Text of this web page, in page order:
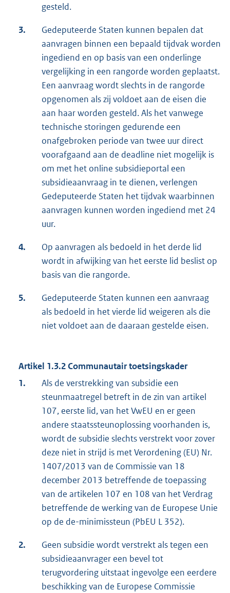
gesteld.
3.
Gedeputeerde Staten kunnen bepalen dat
aanvragen binnen een bepaald tijdvak worden
ingediend en op basis van een onderlinge
vergelijking in een rangorde worden geplaatst.
Een aanvraag wordt slechts in de rangorde
opgenomen als zij voldoet aan de eisen die
aan haar worden gesteld. Als het vanwege
technische storingen gedurende een
onafgebroken periode van twee uur direct
voorafgaand aan de deadline niet mogelijk is
om met het online subsidieportal een
subsidieaanvraag in te dienen, verlengen
Gedeputeerde Staten het tijdvak waarbinnen
aanvragen kunnen worden ingediend met 24
uur.
4.
Op aanvragen als bedoeld in het derde lid
wordt in afwijking van het eerste lid beslist op
basis van die rangorde.
5.
Gedeputeerde Staten kunnen een aanvraag
als bedoeld in het vierde lid weigeren als die
niet voldoet aan de daaraan gestelde eisen.
Artikel 1.3.2 Communautair toetsingskader
1.
Als de verstrekking van subsidie een
steunmaatregel betreft in de zin van artikel
107, eerste lid, van het VwEU en er geen
andere staatssteunoplossing voorhanden is,
wordt de subsidie slechts verstrekt voor zover
deze niet in strijd is met Verordening (EU) Nr.
1407/2013 van de Commissie van 18
december 2013 betreffende de toepassing
van de artikelen 107 en 108 van het Verdrag
betreffende de werking van de Europese Unie
op de de-minimissteun (PbEU L 352).
2.
Geen subsidie wordt verstrekt als tegen een
subsidieaanvrager een bevel tot
terugvordering uitstaat ingevolge een eerdere
beschikking van de Europese Commissie